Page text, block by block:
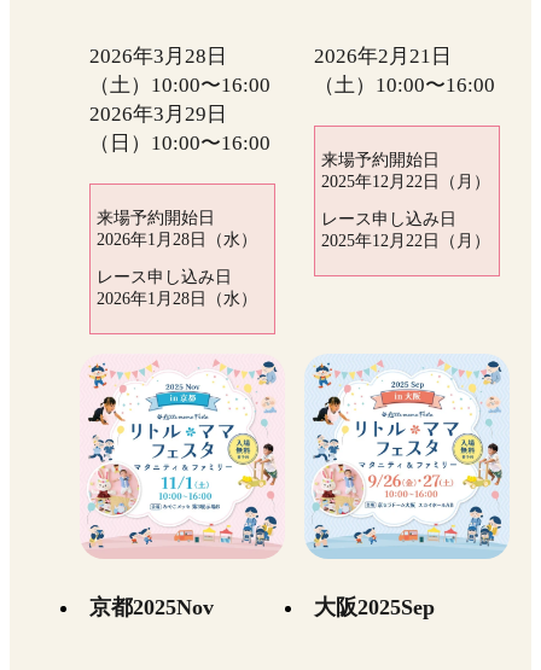
2026年3月28日
（土）10:00〜16:00
2026年3月29日
（日）10:00〜16:00
来場予約開始日
2026年1月28日（水）
レース申し込み日
2026年1月28日（水）
2026年2月21日
（土）10:00〜16:00
来場予約開始日
2025年12月22日（月）
レース申し込み日
2025年12月22日（月）
京都2025Nov 大阪2025Sep